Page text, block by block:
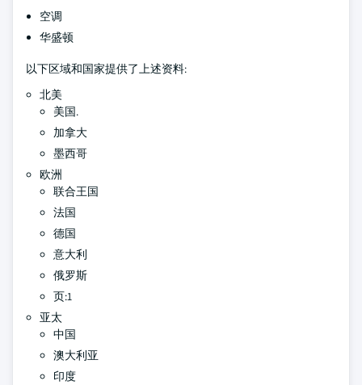
空调
华盛顿
以下区域和国家提供了上述资料:
北美
美国.
加拿大
墨西哥
欧洲
联合王国
法国
德国
意大利
俄罗斯
页:1
亚太
中国
澳大利亚
印度